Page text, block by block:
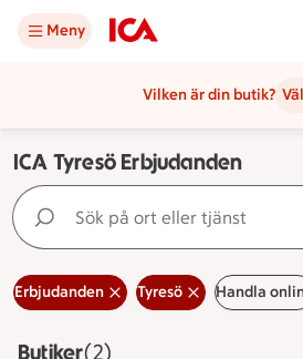
Meny
Vilken är din butik?
ICA Tyresö Erbjudanden
Sök på ort eller tjänst
Erbjudanden Tyresö Handla
ButikerVisar 2 stycken
(2)